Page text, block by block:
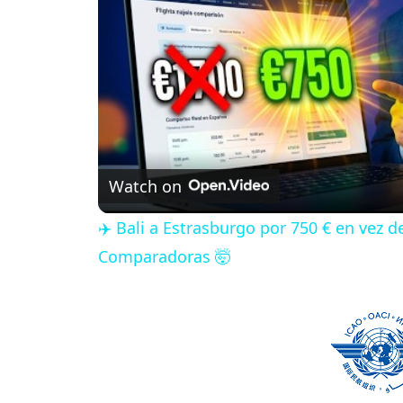
Watch on
✈️ Bali a Estrasburgo por 750 € en vez
Comparadoras 🤯